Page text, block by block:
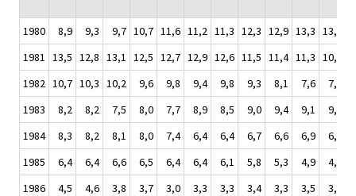
1980 8,9 9,3 9,7 10,7 11,6 11,2 11,3 12,3 12,9 13,3 13,5
1981 13,5 12,8 13,1 12,5 12,7 12,9 12,6 11,5 11,4 11,3 10,4
1982 10,7 10,3 10,2 9,6 9,8 9,4 9,8 9,3 8,1 7,6 7,9
1983
8,2 8,2 7,5 8,0 7,7 8,9 8,5 9,0 9,4 9,1 9,8
1984
8,3 8,2 8,1 8,0 7,4 6,4 6,4 6,7 6,6 6,9 6,0
1985
6,4 6,4 6,6 6,5 6,4 6,4 6,1 5,8 5,3 4,9 4,9
1986
4,5 4,6 3,8 3,7 3,0 3,3 3,3 3,4 3,3 3,5 3,3